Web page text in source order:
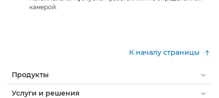
камерой.
К началу страницы
Продукты
Услуги и решения